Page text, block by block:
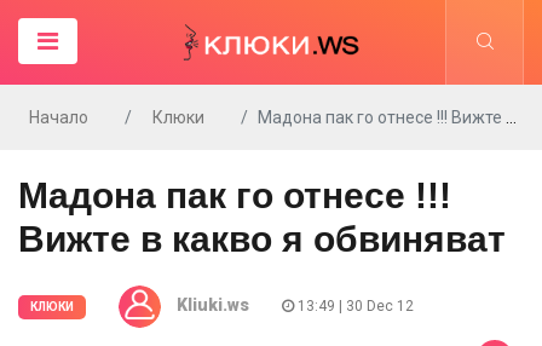
Начало Клюки Мадона пак го отнесе !!! Вижте в какво я обвиняват
Мадона пак го отнесе !!!
Вижте в какво я обвиняват
КЛЮКИ Kliuki.ws 13:49 | 30 Dec 12